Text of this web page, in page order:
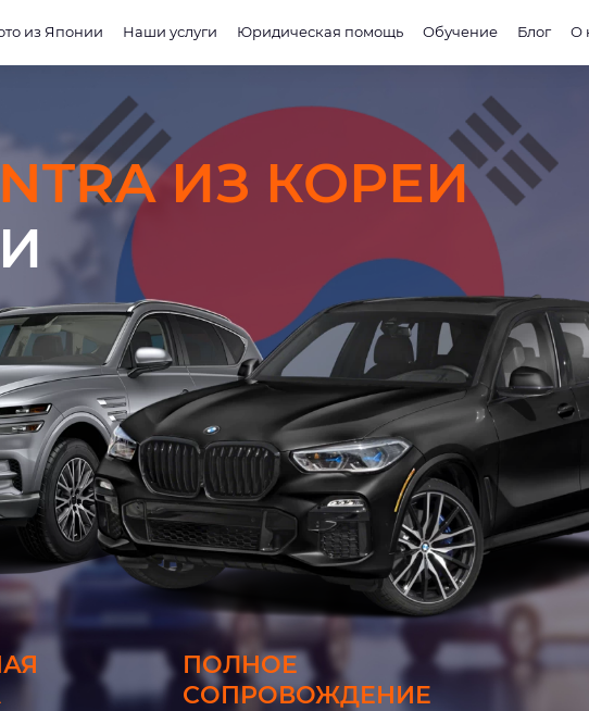
из Японии Наши услуги Юридическая помощь Обучение Блог О
ИЗ КОРЕИ
ПОЛНОЕ
СОПРОВОЖДЕНИЕ